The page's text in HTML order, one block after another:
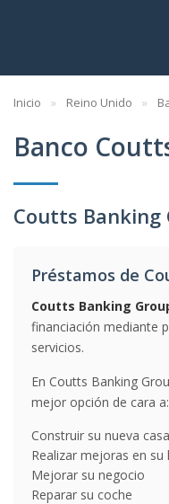
Inicio Reino Unido
Banco
Coutts Banking
Préstamos de
Coutts Banking
financiación mediante
servicios.
En Coutts Banking
mejor opción de cara a:
Construir su nueva casa
Realizar mejoras en su
Mejorar su negocio
Reparar su coche